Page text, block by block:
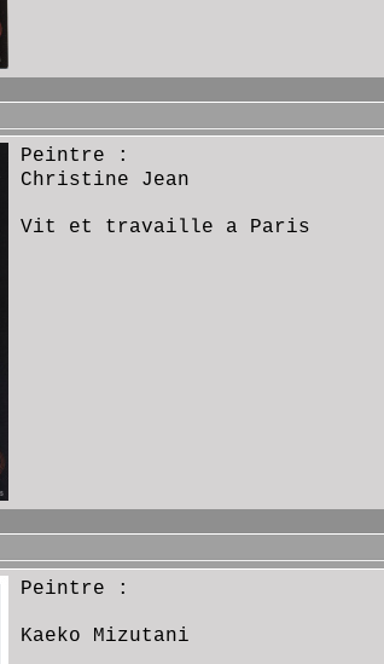
Peintre :
Christine Jean
Vit et travaille a Paris
Peintre :
Kaeko Mizutani